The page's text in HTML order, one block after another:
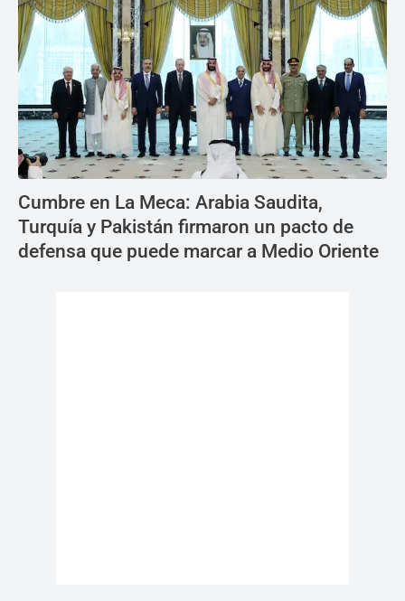
Cumbre en La Meca: Arabia Saudita,
Turquía y Pakistán firmaron un pacto de
defensa que puede marcar a Medio Oriente